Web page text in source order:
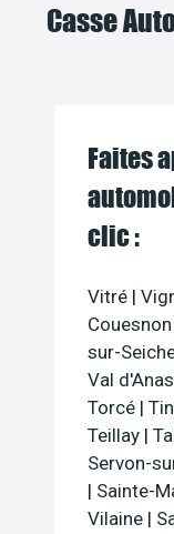
Casse
Faites
clic :
Vitré |
Couesnon
sur-
Val
Torcé |
Teillay |
Servon-
| Sainte-
Vilaine |